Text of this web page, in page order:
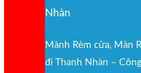
Nhàn
Mành Rèm cửa, Màn
đi Thanh Nhàn –